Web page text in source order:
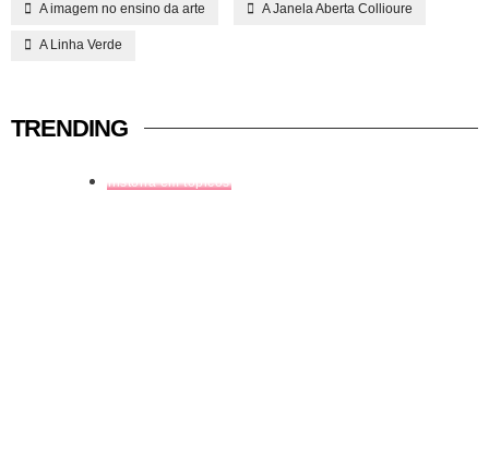
A imagem no ensino da arte A Janela Aberta Collioure
A Linha Verde
TRENDING
história em tópicos